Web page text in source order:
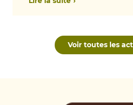
Voir toutes les